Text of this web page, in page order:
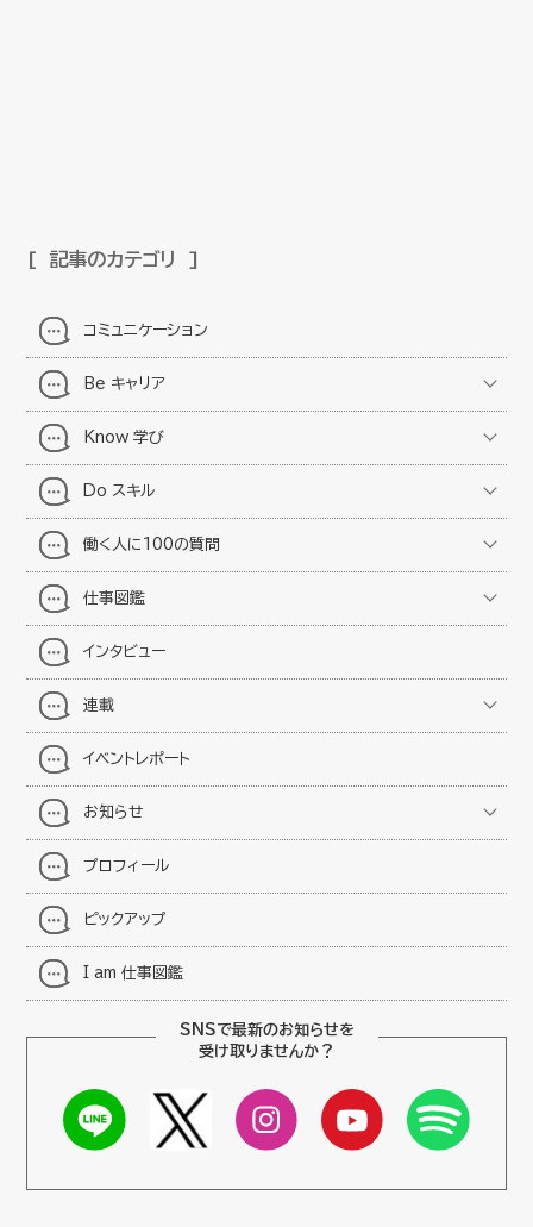
記事のカテゴリ
コミュニケーション
Be キャリア
Know 学び
Do スキル
働く人に100の質問
仕事図鑑
インタビュー
連載
イベントレポート
お知らせ
プロフィール
ピックアップ
I am 仕事図鑑
SNSで最新のお知らせを
受け取りませんか？